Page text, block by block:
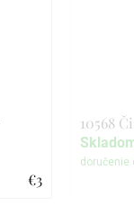
€3
10568